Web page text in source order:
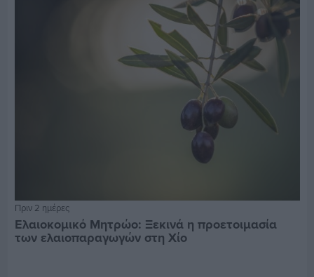
Πριν 2 ημέρες
Ελαιοκομικό Μητρώο: Ξεκινά η προετοιμασία
των ελαιοπαραγωγών στη Χίο